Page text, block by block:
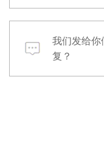
我们发给你
复？